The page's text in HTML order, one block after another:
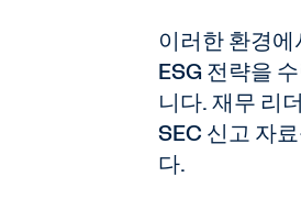
이러한 환경
ESG 전략을
니다. 재무 리
SEC 신고 자
다.